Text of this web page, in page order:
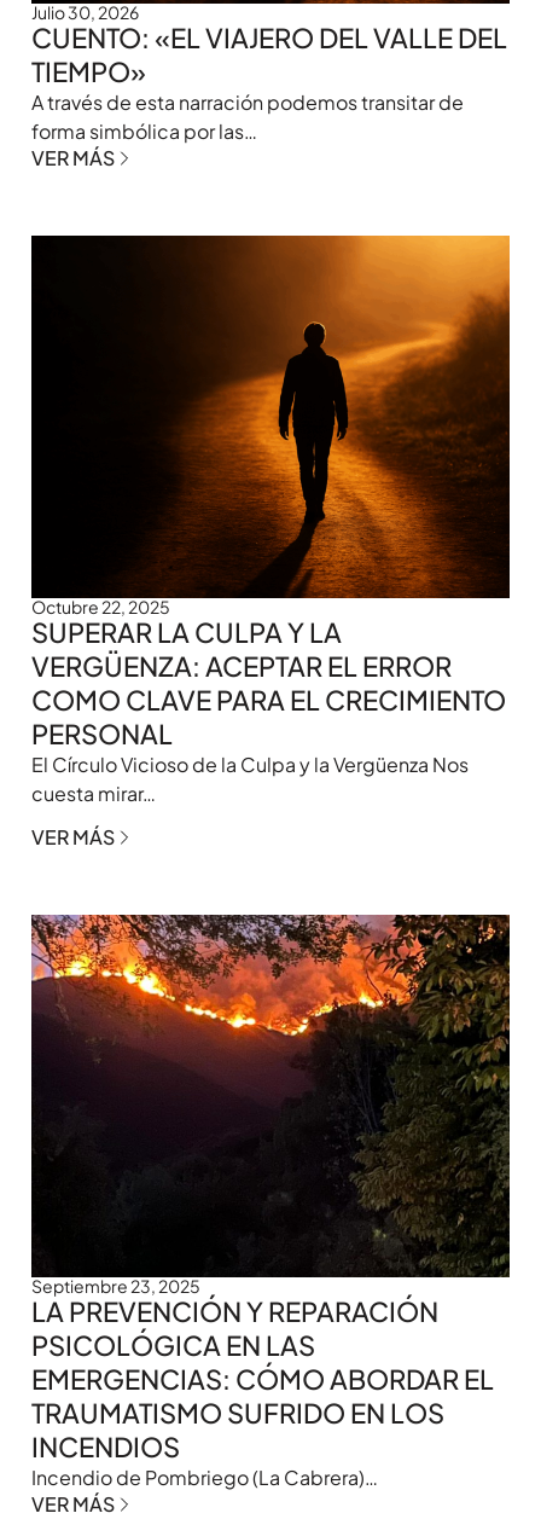
Julio 30, 2026
CUENTO: «EL VIAJERO DEL VALLE DEL
TIEMPO»
A través de esta narración podemos transitar de
forma simbólica por las…
VER MÁS
Octubre 22, 2025
SUPERAR LA CULPA Y LA
VERGÜENZA: ACEPTAR EL ERROR
COMO CLAVE PARA EL CRECIMIENTO
PERSONAL
El Círculo Vicioso de la Culpa y la Vergüenza Nos
cuesta mirar…
VER MÁS
Septiembre 23, 2025
LA PREVENCIÓN Y REPARACIÓN
PSICOLÓGICA EN LAS
EMERGENCIAS: CÓMO ABORDAR EL
TRAUMATISMO SUFRIDO EN LOS
INCENDIOS
Incendio de Pombriego (La Cabrera)…
VER MÁS